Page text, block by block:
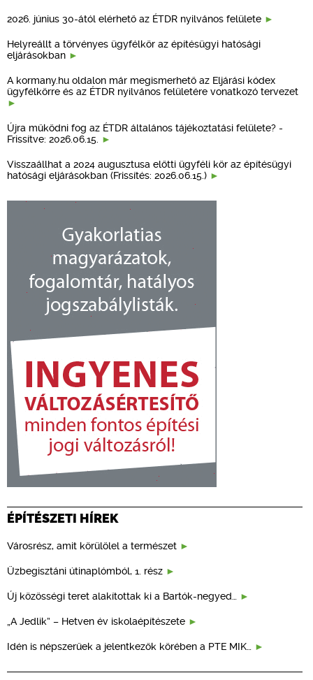
2026. június 30-ától elérhető az ÉTDR nyilvános felülete
Helyreállt a törvényes ügyfélkör az építésügyi hatósági
eljárásokban
A kormany.hu oldalon már megismerhető az Eljárási kódex
ügyfélkörre és az ÉTDR nyilvános felületére vonatkozó tervezet
Újra működni fog az ÉTDR általános tájékoztatási felülete? -
Frissítve: 2026.06.15.
Visszaállhat a 2024 augusztusa előtti ügyféli kör az építésügyi
hatósági eljárásokban (Frissítés: 2026.06.15.)
ÉPÍTÉSZETI HÍREK
Városrész, amit körülölel a természet
Üzbegisztáni útinaplómból, 1. rész
Új közösségi teret alakítottak ki a Bartók-negyed…
„A Jedlik” – Hetven év iskolaépítészete
Idén is népszerűek a jelentkezők körében a PTE MIK…